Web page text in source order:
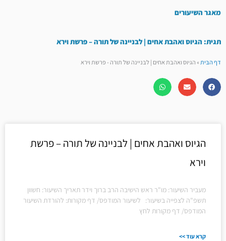
מאגר השיעורים
תגית: הגיוס ואהבת אחים | לבניינה של תורה – פרשת וירא
דף הבית»הגיוס ואהבת אחים | לבניינה של תורה - פרשת וירא
הגיוס ואהבת אחים | לבניינה של תורה – פרשת
וירא
מעביר השיעור: מו"ר ראש הישיבה הרב ברוך וידר תאריך השיעור: חשוון
תשפ"ה לצפייה בשיעור: לשיעור המודפס/ דף מקורות: להורדת השיעור
המודפס/ דף מקורות לחץ
קרא עוד >>